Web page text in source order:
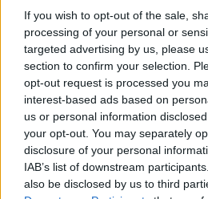
If you wish to opt-out of the sale,
processing of your personal or
targeted advertising by us, please
section to confirm your selection.
opt-out request is processed you
interest-based ads based on
us or personal information
your opt-out. You may separately
disclosure of your personal
IAB’s list of downstream
also be disclosed by us to third